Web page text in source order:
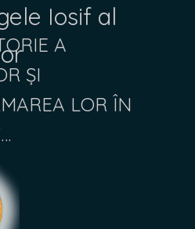
Iosif al
A
ȘI
LOR ÎN